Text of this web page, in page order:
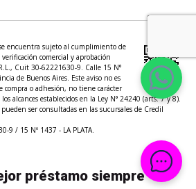
encuentra sujeto al cumplimiento de
comercial y aprobación
Cuit 30-62221630-9. Calle 15 N°
de Buenos Aires. Este aviso no es
o adhesión, no tiene carácter
alcances establecidos en la Ley N° 24240 (arts. 7 y 8).
ser consultadas en las sucursales de Credil
9 / 15 Nº 1437 - LA PLATA.
préstamo siempre